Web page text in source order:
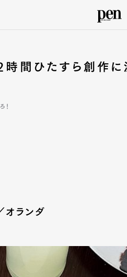
時間ひたすら創作に
！
ランダ